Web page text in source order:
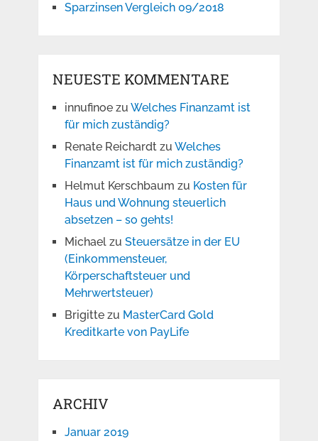
Sparzinsen Vergleich 09/2018
NEUESTE KOMMENTARE
innufinoezu Welches Finanzamt ist
für mich zuständig?
Renate Reichardtzu Welches
Finanzamt ist für mich zuständig?
Helmut Kerschbaum zu Kosten für
Haus und Wohnung steuerlich
absetzen – so gehts!
Michaelzu Steuersätze in der EU
(Einkommensteuer,
Körperschaftsteuer und
Mehrwertsteuer)
Brigittezu MasterCard Gold
Kreditkarte von PayLife
ARCHIV
Januar 2019